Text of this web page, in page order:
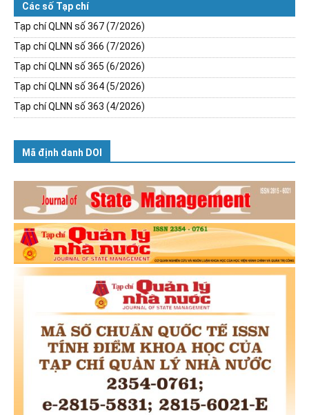
Các số Tạp chí
Tạp chí QLNN số 367 (7/2026)
Tạp chí QLNN số 366 (7/2026)
Tạp chí QLNN số 365 (6/2026)
Tạp chí QLNN số 364 (5/2026)
Tạp chí QLNN số 363 (4/2026)
Mã định danh DOI